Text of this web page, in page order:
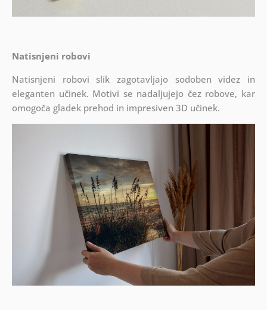
Natisnjeni robovi
Natisnjeni robovi slik zagotavljajo sodoben videz in
eleganten učinek. Motivi se nadaljujejo čez robove, kar
omogoča gladek prehod in impresiven 3D učinek.